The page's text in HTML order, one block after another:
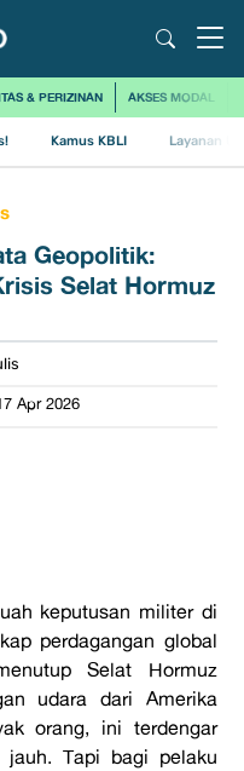
& PERIZINAN AKSES MODAL
Kamus KBLI Layanan
Geopolitik:
Selat Hormuz
Apr 2026
keputusan militer di
perdagangan global
Selat Hormuz
udara dari Amerika
orang, ini terdengar
Tapi bagi pelaku